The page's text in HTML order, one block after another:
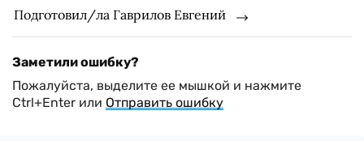
Подготовил/ла Гаврилов Евгений
Заметили ошибку?
Пожалуйста, выделите ее мышкой и нажмите
Ctrl+Enter или Отправить ошибку